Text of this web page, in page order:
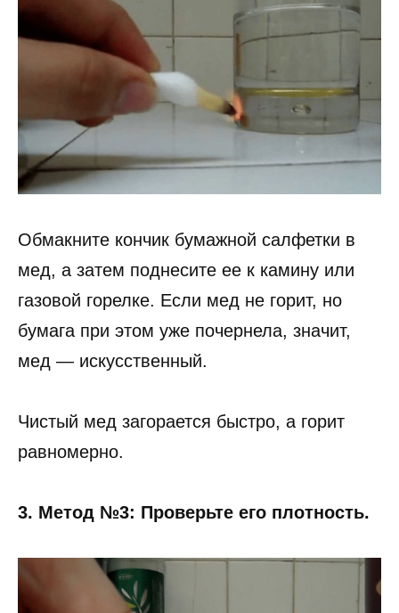
Обмакните кончик бумажной салфетки в
мед, а затем поднесите ее к камину или
газовой горелке. Если мед не горит, но
бумага при этом уже почернела, значит,
мед — искусственный.
Чистый мед загорается быстро, а горит
равномерно.
3. Метод №3: Проверьте его плотность.